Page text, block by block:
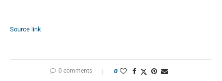
Source link
0 comments 0